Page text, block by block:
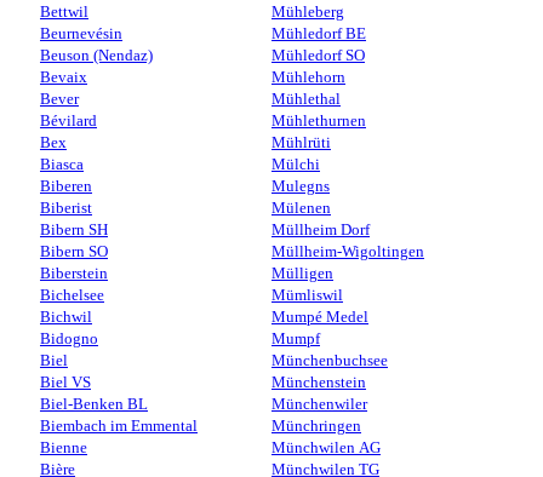
Bettwil
Beurnevésin
Beuson (Nendaz)
Bevaix
Bever
Bévilard
Bex
Biasca
Biberen
Biberist
Bibern SH
Bibern SO
Biberstein
Bichelsee
Bichwil
Bidogno
Biel
Biel VS
Biel-Benken BL
Biembach im Emmental
Bienne
Bière
Mühleberg
Mühledorf BE
Mühledorf SO
Mühlehorn
Mühlethal
Mühlethurnen
Mühlrüti
Mülchi
Mulegns
Mülenen
Müllheim Dorf
Müllheim-Wigoltingen
Mülligen
Mümliswil
Mumpé Medel
Mumpf
Münchenbuchsee
Münchenstein
Münchenwiler
Münchringen
Münchwilen AG
Münchwilen TG